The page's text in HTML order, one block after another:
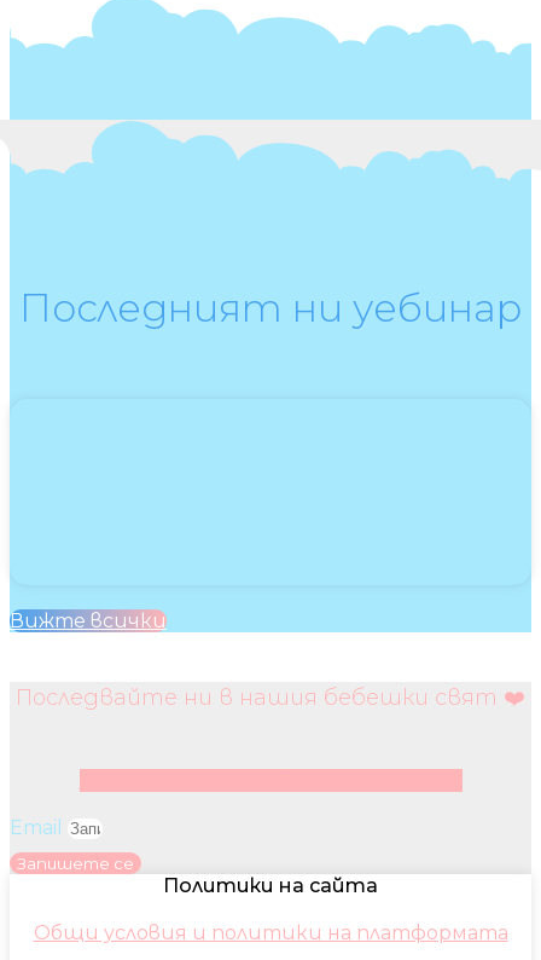
Последният ни уебинар
Вижте всички
Последвайте ни в нашия бебешки свят ❤️
Email
Запишете се
Политики на сайта
Общи условия и политики на платформата